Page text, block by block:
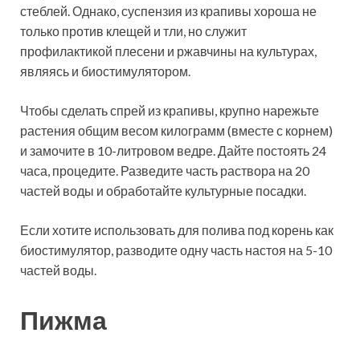
стеблей. Однако, суспензия из крапивы хороша не
только против клещей и тли, но служит
профилактикой плесени и ржавчины на культурах,
являясь и биостимулятором.
Чтобы сделать спрей из крапивы, крупно нарежьте
растения общим весом килограмм (вместе с корнем)
и замочите в 10-литровом ведре. Дайте постоять 24
часа, процедите. Разведите часть раствора на 20
частей воды и обработайте культурные посадки.
Если хотите использовать для полива под корень как
биостимулятор, разводите одну часть настоя на 5-10
частей воды.
Пижма